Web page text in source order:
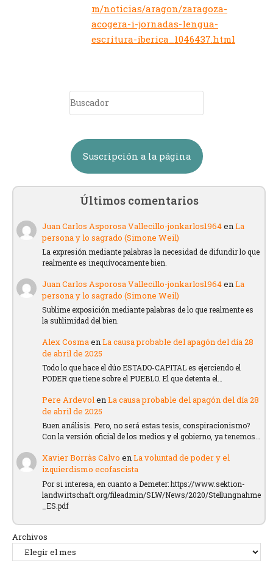
m/noticias/aragon/zaragoza-
acogera-i-jornadas-lengua-
escritura-iberica_1046437.html
Suscripción a la página
Últimos comentarios
Juan Carlos Asporosa Vallecillo-jonkarlos1964enLa
persona y lo sagrado (Simone Weil)
La expresión mediante palabras la necesidad de difundir lo que
realmente es inequívocamente bien.
Juan Carlos Asporosa Vallecillo-jonkarlos1964enLa
persona y lo sagrado (Simone Weil)
Sublime exposición mediante palabras de lo que realmente es
la sublimidad del bien.
Alex CosmaenLa causa probable del apagón del día 28
de abril de 2025
Todo lo que hace el dúo ESTADO-CAPITAL es ejerciendo el
PODER que tiene sobre el PUEBLO. El que detenta el…
Pere ArdevolenLa causa probable del apagón del día 28
de abril de 2025
Buen análisis. Pero, no será estas tesis, conspiracionismo?
Con la versión oficial de los medios y el gobierno, ya tenemos…
Xavier Borràs Calvo enLa voluntad de poder y el
izquierdismo ecofascista
Por si interesa, en cuanto a Demeter: https://www.sektion-
landwirtschaft.org/fileadmin/SLW/News/2020/Stellungnahme
_ES.pdf
Archivos